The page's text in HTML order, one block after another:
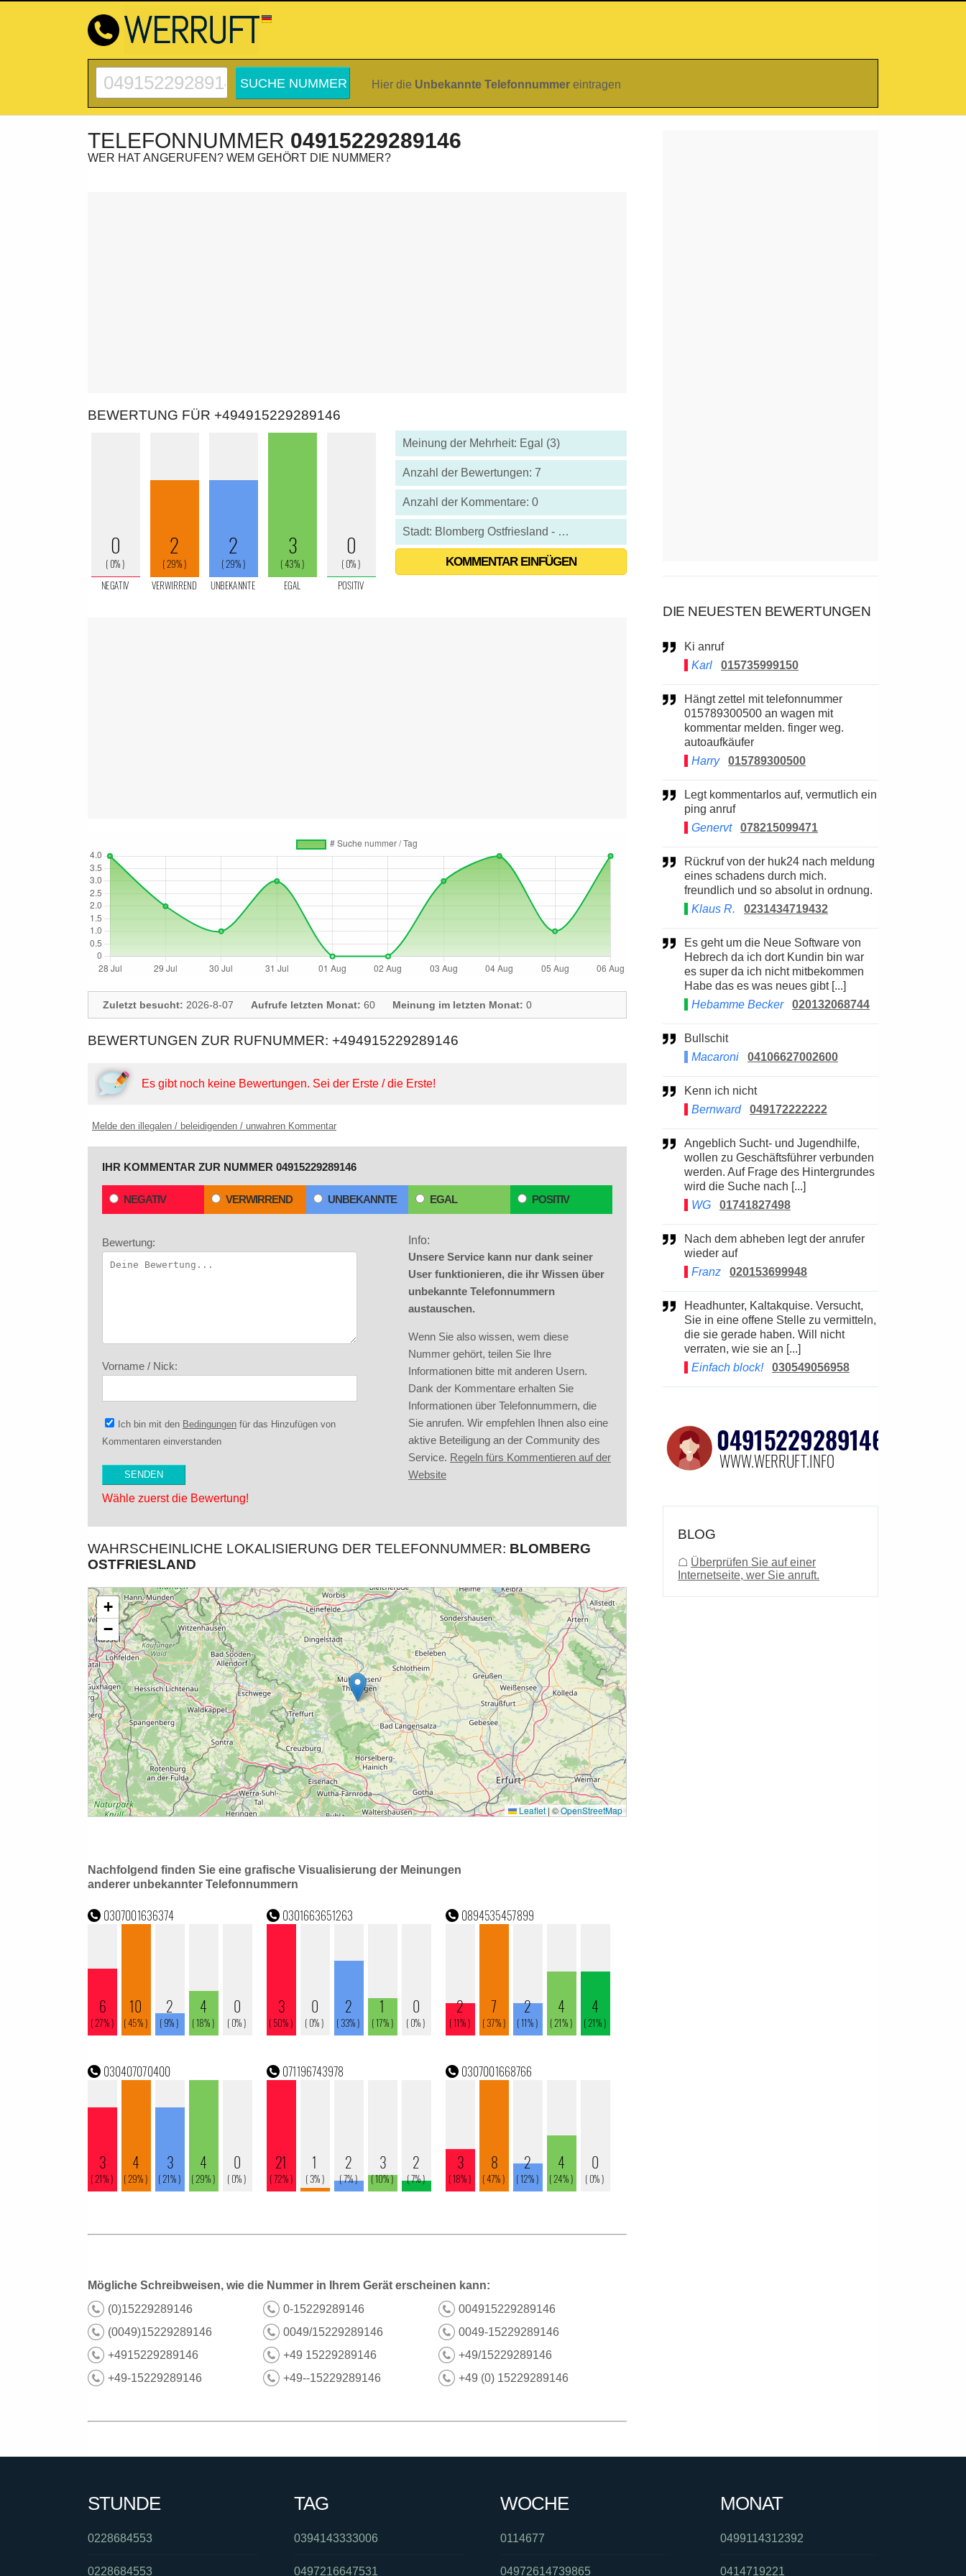
Hier die Unbekannte Telefonnummer eintragen
TELEFONNUMMER 04915229289146
WER HAT ANGERUFEN? WEM GEHÖRT DIE NUMMER?
BEWERTUNG FÜR +494915229289146
Meinung der Mehrheit: Egal (3)
Anzahl der Bewertungen: 7
Anzahl der Kommentare: 0
Stadt: Blomberg Ostfriesland - Deutschland
KOMMENTAR EINFÜGEN
Zuletzt besucht: 2026-8-07 Aufrufe letzten Monat: 60 Meinung im letzten Monat: 0
BEWERTUNGEN ZUR RUFNUMMER: +494915229289146
Es gibt noch keine Bewertungen. Sei der Erste / die Erste!
Melde den illegalen / beleidigenden / unwahren Kommentar
IHR KOMMENTAR ZUR NUMMER 04915229289146
NEGATIV VERWIRREND UNBEKANNTE EGAL POSITIV
Bewertung:
Vorname / Nick:
Ich bin mit den Bedingungen für das Hinzufügen von
Kommentaren einverstanden
Wähle zuerst die Bewertung!
Info:
Unsere Service kann nur dank seiner
User funktionieren, die ihr Wissen über
unbekannte Telefonnummern
austauschen.
Wenn Sie also wissen, wem diese
Nummer gehört, teilen Sie Ihre
Informationen bitte mit anderen Usern.
Dank der Kommentare erhalten Sie
Informationen über Telefonnummern, die
Sie anrufen. Wir empfehlen Ihnen also eine
aktive Beteiligung an der Community des
Service. Regeln fürs Kommentieren auf der
Website
WAHRSCHEINLICHE LOKALISIERUNG DER TELEFONNUMMER: BLOMBERG
OSTFRIESLAND
Nachfolgend finden Sie eine grafische Visualisierung der Meinungen
anderer unbekannter Telefonnummern
Mögliche Schreibweisen, wie die Nummer in Ihrem Gerät erscheinen kann:
(0)15229289146
0-15229289146
004915229289146
(0049)15229289146
0049/15229289146
0049-15229289146
+4915229289146
+49 15229289146
+49/15229289146
+49-15229289146
+49--15229289146 +49 (0) 15229289146
DIE NEUESTEN BEWERTUNGEN
Ki anruf
Karl
015735999150
Hängt zettel mit telefonnummer
015789300500 an wagen mit
kommentar melden. finger weg.
autoaufkäufer
Harry
015789300500
Legt kommentarlos auf, vermutlich ein
ping anruf
Genervt
078215099471
Rückruf von der huk24 nach meldung
eines schadens durch mich.
freundlich und so absolut in ordnung.
Klaus R.
0231434719432
Es geht um die Neue Software von
Hebrech da ich dort Kundin bin war
es super da ich nicht mitbekommen
Habe das es was neues gibt [...]
Hebamme Becker
020132068744
Bullschit
Macaroni
04106627002600
Kenn ich nicht
Bernward
049172222222
Angeblich Sucht- und Jugendhilfe,
wollen zu Geschäftsführer verbunden
werden. Auf Frage des Hintergrundes
wird die Suche nach [...]
WG
01741827498
Nach dem abheben legt der anrufer
wieder auf
Franz
020153699948
Headhunter, Kaltakquise. Versucht,
Sie in eine offene Stelle zu vermitteln,
die sie gerade haben. Will nicht
verraten, wie sie an [...]
Einfach block!
030549056958
BLOG
☖ Überprüfen Sie auf einer
Internetseite, wer Sie anruft.
STUNDE
0228684553
0228684553
TAG
0394143333006
0497216647531
WOCHE
0114677
04972614739865
MONAT
0499114312392
0414719221